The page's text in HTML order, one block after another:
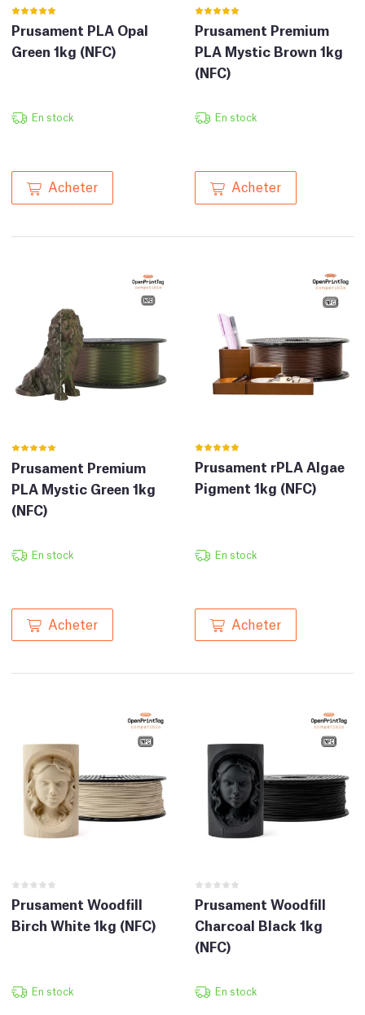
Prusament PLA Opal
Green 1kg (NFC)
En stock
Acheter
Prusament Premium
PLA Mystic Brown 1kg
(NFC)
En stock
Acheter
Prusament Premium
PLA Mystic Green 1kg
(NFC)
En stock
Acheter
Prusament rPLA Algae
Pigment 1kg (NFC)
En stock
Acheter
Prusament Woodfill
Birch White 1kg (NFC)
En stock
Prusament Woodfill
Charcoal Black 1kg
(NFC)
En stock